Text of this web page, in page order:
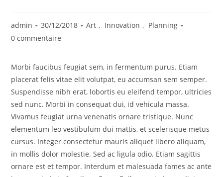
admin 30/12/2018 Art , Innovation , Planning
0 commentaire
Morbi faucibus feugiat sem, in fermentum purus. Etiam
placerat felis vitae elit volutpat, eu accumsan sem semper.
Suspendisse nibh erat, lobortis eu eleifend tempor, ultricies
sed nunc. Morbi in consequat dui, id vehicula massa.
Vivamus feugiat urna venenatis ornare tristique. Nunc
elementum leo vestibulum dui mattis, et scelerisque metus
cursus. Integer consectetur mauris aliquet libero aliquam,
in mollis dolor molestie. Sed ac ligula odio. Etiam sagittis
ornare est et tempor. Interdum et malesuada fames ac ante